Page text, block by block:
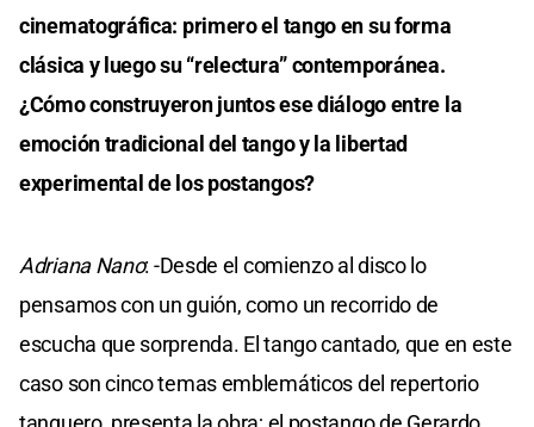
cinematográfica: primero el tango en su forma
clásica y luego su “relectura” contemporánea.
¿Cómo construyeron juntos ese diálogo entre la
emoción tradicional del tango y la libertad
experimental de los postangos?
Adriana Nano: -Desde el comienzo al disco lo
pensamos con un guión, como un recorrido de
escucha que sorprenda. El tango cantado, que en este
caso son cinco temas emblemáticos del repertorio